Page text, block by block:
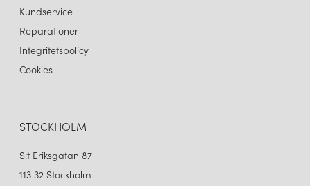
Kundservice
Reparationer
Integritetspolicy
Cookies
STOCKHOLM
S:t Eriksgatan 87
113 32 Stockholm